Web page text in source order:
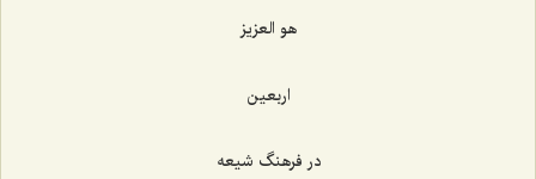
هو العزیز
اربعین
در فرهنگ شیعه